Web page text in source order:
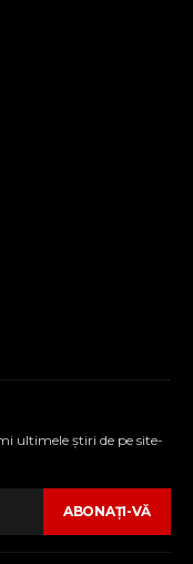
ultimele ştiri de pe site-
ABONAŢI-VĂ